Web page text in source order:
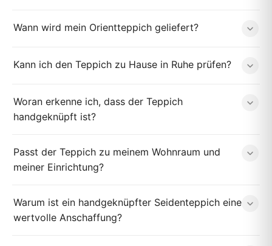
Wann wird mein Orientteppich geliefert?
Kann ich den Teppich zu Hause in Ruhe prüfen?
Woran erkenne ich, dass der Teppich
handgeknüpft ist?
Passt der Teppich zu meinem Wohnraum und
meiner Einrichtung?
Warum ist ein handgeknüpfter Seidenteppich eine
wertvolle Anschaffung?